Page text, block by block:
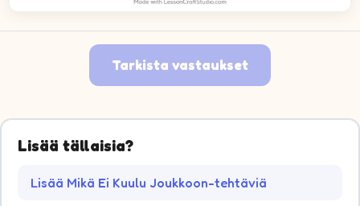
Tarkista vastaukset
Lisää tällaisia?
Lisää Mikä Ei Kuulu Joukkoon-tehtäviä